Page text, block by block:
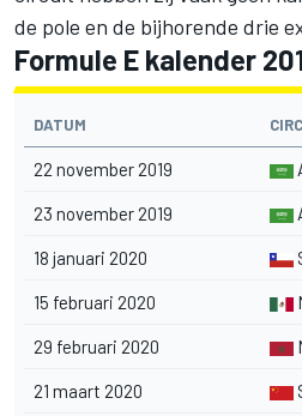
de pole en de bijhorende drie
Formule E kalender
DATUM
22 november 2019
23 november 2019
18 januari 2020
15 februari 2020
29 februari 2020
21 maart 2020